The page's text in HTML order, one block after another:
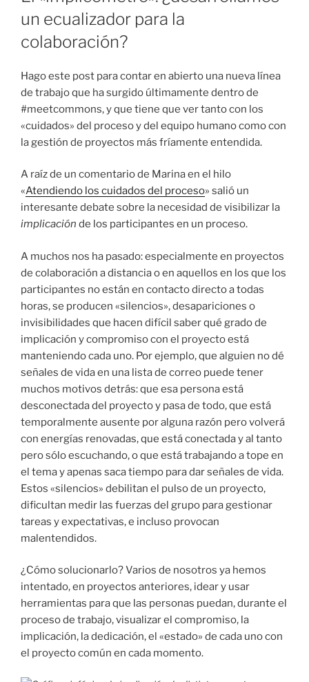
un ecualizador para la
colaboración?
Hago este post para contar en abierto una nueva línea
de trabajo que ha surgido últimamente dentro de
#meetcommons, y que tiene que ver tanto con los
«cuidados» del proceso y del equipo humano como con
la gestión de proyectos más fríamente entendida.
A raíz de un comentario de Marina en el hilo
«Atendiendo los cuidados del proceso» salió un
interesante debate sobre la necesidad de visibilizar la
implicación de los participantes en un proceso.
A muchos nos ha pasado: especialmente en proyectos
de colaboración a distancia o en aquellos en los que los
participantes no están en contacto directo a todas
horas, se producen «silencios», desapariciones o
invisibilidades que hacen difícil saber qué grado de
implicación y compromiso con el proyecto está
manteniendo cada uno. Por ejemplo, que alguien no dé
señales de vida en una lista de correo puede tener
muchos motivos detrás: que esa persona está
desconectada del proyecto y pasa de todo, que está
temporalmente ausente por alguna razón pero volverá
con energías renovadas, que está conectada y al tanto
pero sólo escuchando, o que está trabajando a tope en
el tema y apenas saca tiempo para dar señales de vida.
Estos «silencios» debilitan el pulso de un proyecto,
dificultan medir las fuerzas del grupo para gestionar
tareas y expectativas, e incluso provocan
malentendidos.
¿Cómo solucionarlo? Varios de nosotros ya hemos
intentado, en proyectos anteriores, idear y usar
herramientas para que las personas puedan, durante el
proceso de trabajo, visualizar el compromiso, la
implicación, la dedicación, el «estado» de cada uno con
el proyecto común en cada momento.